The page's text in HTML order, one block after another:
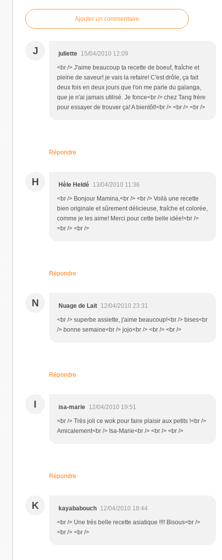
Ajouter un commentaire
J juliette 15/04/2010 12:09
<br /> J'aime beaucoup ta recette de boeuf, fraîche et
pleine de saveur! je vais la refaire! C'est drôle, ça fait
deux fois en deux jours que l'on me parle du galanga,
que je n'ai jamais utilisé. Je fonce<br /> chez Tang frère
pour essayer de trouver ça! A bientôt!<br /> <br /> <br />
Répondre
H Hèle Heldé 13/04/2010 11:36
<br /> Bonjour Mamina,<br /> <br /> Voilà une recette
bien originale et sûrement délicieuse, fraîche et colorée,
comme je les aime! Merci pour cette belle idée!<br />
<br /> <br />
Répondre
N Nuage de Lait 12/04/2010 23:31
<br /> superbe assiette, j'aime beaucoup!<br /> bises<br
/> bonne semaine<br /> jojo<br /> <br /> <br />
Répondre
I isa-marie 12/04/2010 19:51
<br /> Très joli ce wok pour faire plaisir aux petits !<br />
Amicalement<br /> Isa-Marie<br /> <br /> <br />
Répondre
K kayababouch 12/04/2010 18:44
<br /> Une très belle recette asiatique !!!! Bisous<br />
<br /> <br />